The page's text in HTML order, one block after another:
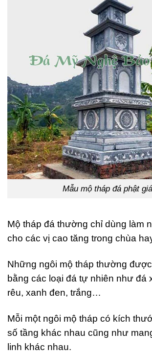
Mẫu mộ tháp đá phật
Mộ tháp đá thường chỉ dùng làm
cho các vị cao tăng trong chùa
Những ngôi mộ tháp thường
bằng các loại đá tự nhiên như đá
rêu, xanh đen, trắng…
Mỗi một ngôi mộ tháp có kích
số tầng khác nhau cũng như
linh khác nhau.